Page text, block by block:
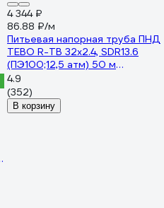
4 344 ₽
86.88 ₽/м
Питьевая напорная труба ПНД
TEBO R-TB 32x2.4, SDR13.6
(ПЭ100;12,5 атм) 50 м
017010303-04
4.9
(352)
В корзину